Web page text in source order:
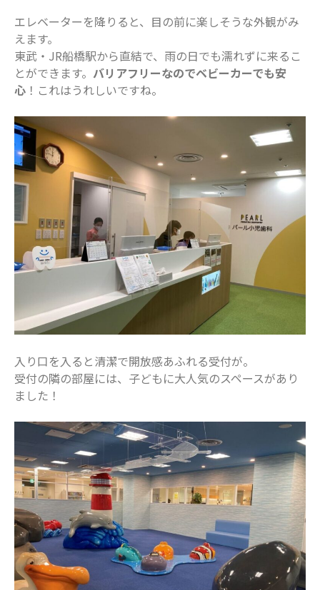
2023年9月
2023年8月
2023年7月
2023年6月
2023年5月
2023年3月
2023年2月
2023年1月
2022年12月
2022年11月
2022年10月
2022年9月
2022年7月
2022年5月
2022年4月
2022年2月
2022年1月
2021年12月
2021年11月
2021年10月
2021年9月
2021年8月
2021年7月
エレベーターを降りると、目の前に楽しそうな外観がみ
えます。
東武・JR船橋駅から直結で、雨の日でも濡れずに来るこ
とができます。 バリアフリーなのでベビーカーでも安
心 ！これはうれしいですね。
入り口を入ると清潔で開放感あふれる受付が。
受付の隣の部屋には、子どもに大人気のスペースがあり
ました！